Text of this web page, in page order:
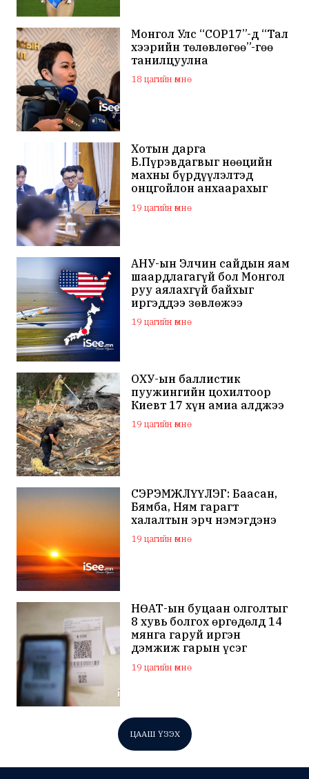
Монгол Улс “COP17”-д “Тал
хээрийн төлөвлөгөө”-гөө
танилцуулна
18 цагийн өмнө
Хотын дарга
Б.Пүрэвдагвыг нөөцийн
махны бүрдүүлэлтэд
онцгойлон анхаарахыг
үүрэг болголоо
19 цагийн өмнө
АНУ-ын Элчин сайдын яам
шаардлагагүй бол Монгол
руу аялахгүй байхыг
иргэддээ зөвлөжээ
19 цагийн өмнө
ОХУ-ын баллистик
пуужингийн цохилтоор
Киевт 17 хүн амиа алджээ
19 цагийн өмнө
СЭРЭМЖЛҮҮЛЭГ: Баасан,
Бямба, Ням гарагт
халалтын эрч нэмэгдэнэ
19 цагийн өмнө
НӨАТ-ын буцаан олголтыг
8 хувь болгох өргөдөлд 14
мянга гаруй иргэн
дэмжиж гарын үсэг
зуржээ
19 цагийн өмнө
ЦААШ ҮЗЭХ